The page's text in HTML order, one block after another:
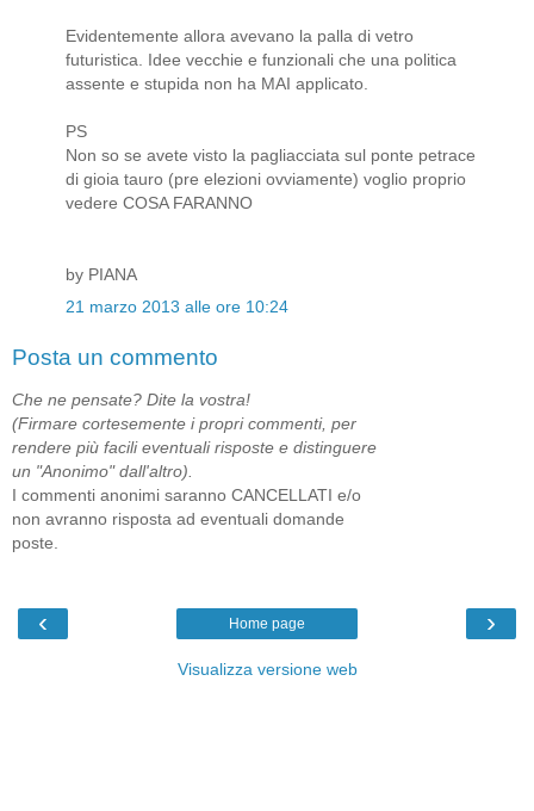
Evidentemente allora avevano la palla di vetro
futuristica. Idee vecchie e funzionali che una politica
assente e stupida non ha MAI applicato.
PS
Non so se avete visto la pagliacciata sul ponte petrace
di gioia tauro (pre elezioni ovviamente) voglio proprio
vedere COSA FARANNO
by PIANA
21 marzo 2013 alle ore 10:24
Posta un commento
Che ne pensate? Dite la vostra!
(Firmare cortesemente i propri commenti, per
rendere più facili eventuali risposte e distinguere
un "Anonimo" dall'altro).
I commenti anonimi saranno CANCELLATI e/o
non avranno risposta ad eventuali domande
poste.
‹ ›
Home page
Visualizza versione web